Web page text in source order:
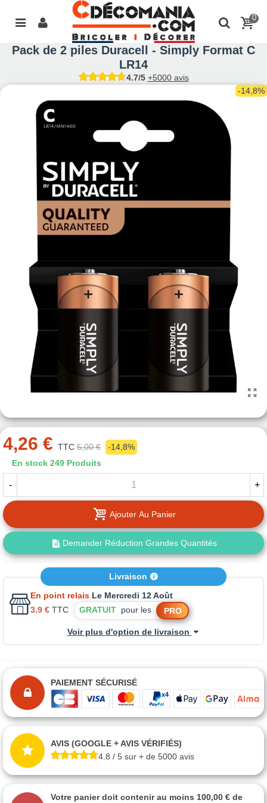
0
Pack de 2 piles Duracell - Simply Format C
LR14
4.7/5 +5000 avis
-14,8%
4,26 € TTC 5,00 €
-14,8%
En stock 249 Produits
- +
Ajouter Au Panier
Demander Réduction Grandes Quantités
Livraison
En point relais Le Mercredi 12 Août
3.9 € TTC GRATUIT pour les PRO
Voir plus d'option de livraison
PAIEMENT SÉCURISÉ
AVIS (GOOGLE + AVIS VÉRIFIÉS)
4.8 / 5 sur + de 5000 avis
Votre panier doit contenir au moins 100,00 € de